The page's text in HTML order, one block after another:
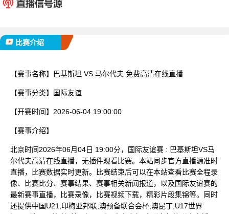
比赛介绍
【赛事名称】 巴基斯坦 VS 马尔代夫 免费高清在线直播
【赛事分类】 国际友谊
【开赛时间】 2026-06-04 19:00:00
【赛事介绍】
北京时间2026年06月04日 19:00分，国际友谊赛 : 巴基斯坦VS马
尔代夫高清在线直播，无插件观看比赛。本站同步官方直播源准时
直播，比赛数据实时更新。比赛结束后可以在本站查看比赛全程录
像、比赛比分、赛事结果、赛事相关新闻报道，以及国际友谊赛的
最新赛事直播，比赛录像，比赛视频下载，精彩片段集锦等。同时
还提供中国U21,印梅亚邦联,澳预备联合会杯,澳昆丁,U17世界